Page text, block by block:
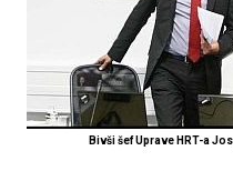
Bivši šef Uprave HRT-a